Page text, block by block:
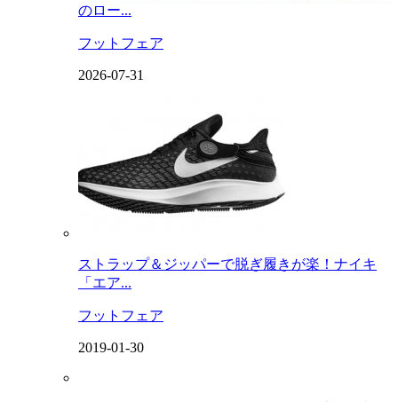
のロー...
フットフェア
2026-07-31
ストラップ＆ジッパーで脱ぎ履きが楽！ナイキ
「エア...
フットフェア
2019-01-30